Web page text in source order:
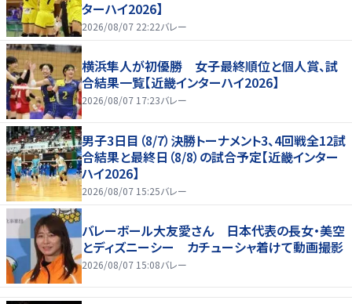
ターハイ2026】
2026/08/07 22:22バレー
横浜隼人が初優勝 女子最終順位と個人賞、試
合結果一覧【近畿インターハイ2026】
2026/08/07 17:23バレー
男子3日目（8/7）決勝トーナメント3、4回戦全12試
合結果と最終日（8/8）の試合予定【近畿インター
ハイ2026】
2026/08/07 15:25バレー
バレーボール大友愛さん 日本代表の長女・美空
とディズニーシー カチューシャ着けて動画撮影
2026/08/07 15:08バレー